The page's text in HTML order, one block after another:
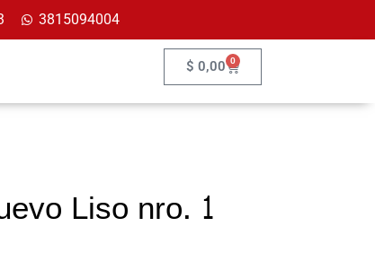
3815094004
$ 0,00 0
Liso nro. 1